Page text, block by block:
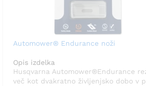
Automower® Endurance noži
Opis izdelka
Husqvarna Automower®Endurance
več kot dvakratno življenjsko dobo v